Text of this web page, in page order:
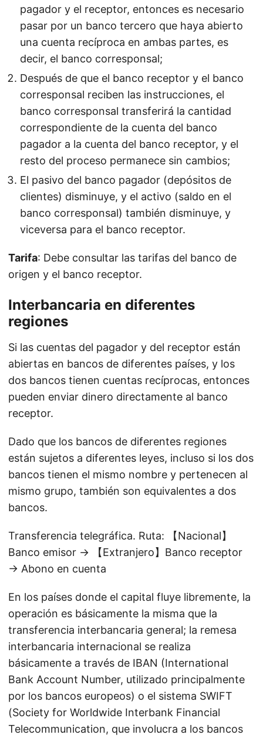
pagador y el receptor, entonces es necesario
pasar por un banco tercero que haya abierto
una cuenta recíproca en ambas partes, es
decir, el banco corresponsal;
Después de que el banco receptor y el banco
corresponsal reciben las instrucciones, el
banco corresponsal transferirá la cantidad
correspondiente de la cuenta del banco
pagador a la cuenta del banco receptor, y el
resto del proceso permanece sin cambios;
El pasivo del banco pagador (depósitos de
clientes) disminuye, y el activo (saldo en el
banco corresponsal) también disminuye, y
viceversa para el banco receptor.
Tarifa: Debe consultar las tarifas del banco de
origen y el banco receptor.
Interbancaria en diferentes
regiones
Si las cuentas del pagador y del receptor están
abiertas en bancos de diferentes países, y los
dos bancos tienen cuentas recíprocas, entonces
pueden enviar dinero directamente al banco
receptor.
Dado que los bancos de diferentes regiones
están sujetos a diferentes leyes, incluso si los dos
bancos tienen el mismo nombre y pertenecen al
mismo grupo, también son equivalentes a dos
bancos.
Transferencia telegráfica. Ruta: 【Nacional】
Banco emisor → 【Extranjero】Banco receptor
→ Abono en cuenta
En los países donde el capital fluye libremente, la
operación es básicamente la misma que la
transferencia interbancaria general; la remesa
interbancaria internacional se realiza
básicamente a través de IBAN (International
Bank Account Number, utilizado principalmente
por los bancos europeos) o el sistema SWIFT
(Society for Worldwide Interbank Financial
Telecommunication, que involucra a los bancos